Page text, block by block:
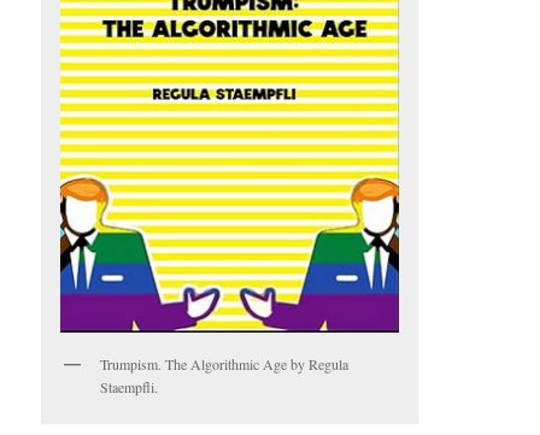
Trumpism. The Algorithmic Age by Regula
Staempfli.